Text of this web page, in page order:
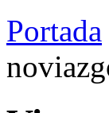
Portada